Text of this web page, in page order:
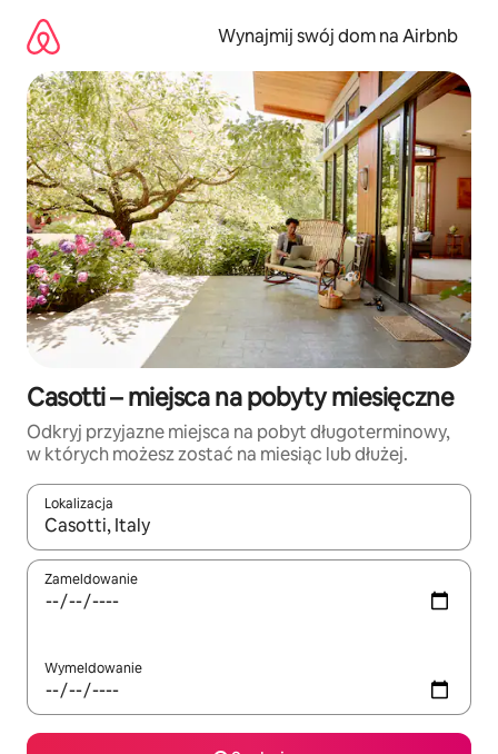
treści
Wynajmij swój dom na Airbnb
Casotti – miejsca na pobyty miesięczne
Odkryj przyjazne miejsca na pobyt długoterminowy,
w których możesz zostać na miesiąc lub dłużej.
Lokalizacja
Gdy wyniki będą dostępne, możesz poruszać się po nich za
Zameldowanie
Wymeldowanie